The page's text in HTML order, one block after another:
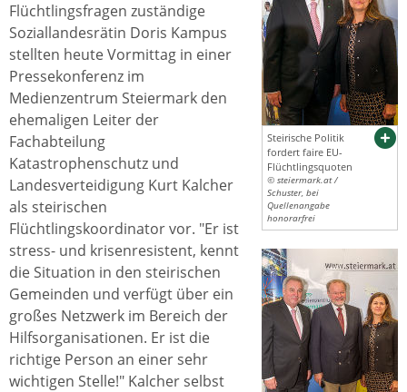
Steirische Politik
fordert faire EU-
Flüchtlingsquoten
© steiermark.at /
Schuster, bei
Quellenangabe
honorarfrei
Flüchtlingsfragen zuständige
Soziallandesrätin Doris Kampus
stellten heute Vormittag in einer
Pressekonferenz im
Medienzentrum Steiermark den
ehemaligen Leiter der
Fachabteilung
Katastrophenschutz und
Landesverteidigung Kurt Kalcher
als steirischen
Flüchtlingskoordinator vor. "Er ist
stress- und krisenresistent, kennt
die Situation in den steirischen
Gemeinden und verfügt über ein
großes Netzwerk im Bereich der
Hilfsorganisationen. Er ist die
richtige Person an einer sehr
wichtigen Stelle!" Kalcher selbst